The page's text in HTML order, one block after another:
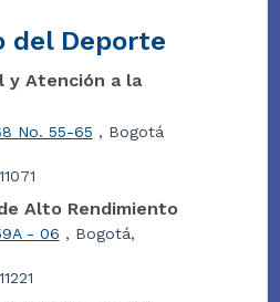
del Deporte
y Atención a la
No. 55-65 , Bogotá
Alto Rendimiento
- 06 , Bogotá,